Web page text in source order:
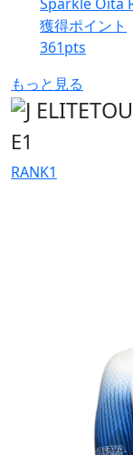
獲得ポイント
361pts
もっと見る
E1
RANK1